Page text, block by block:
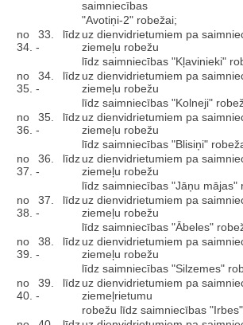
saimniecības
"Avotiņi-2" robežai;
no 33. līdz
34. -
uz dienvidrietumiem pa
ziemeļu robežu
līdz saimniecības "Kļavinieki"
no 34. līdz
35. -
uz dienvidrietumiem pa
ziemeļu robežu
līdz saimniecības "Kolneji"
no 35. līdz
36. -
uz dienvidrietumiem pa
ziemeļu robežu
līdz saimniecības "Blisiņi"
no 36. līdz
37. -
uz dienvidrietumiem pa
ziemeļu robežu
līdz saimniecības "Jāņu mājas"
no 37. līdz
38. -
uz dienvidrietumiem pa
ziemeļu robežu
līdz saimniecības "Ābeles"
no 38. līdz
39. -
uz dienvidrietumiem pa
ziemeļu robežu
līdz saimniecības "Silzemes"
no 39. līdz
40. -
uz dienvidrietumiem pa
ziemeļrietumu
robežu līdz saimniecības